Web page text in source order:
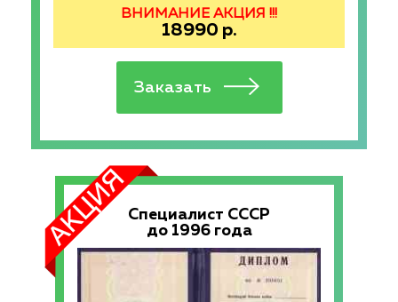
ВНИМАНИЕ АКЦИЯ !!!
18990 р.
Специалист СССР
до 1996 года